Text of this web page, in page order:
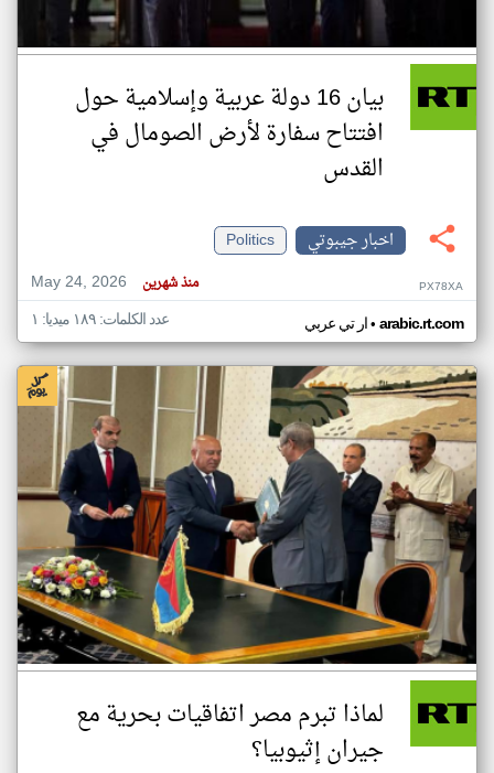
بيان 16 دولة عربية وإسلامية حول
افتتاح سفارة لأرض الصومال في
القدس
اخبار جيبوتي
Politics
May 24, 2026
منذ شهرين PX78XA
ار تي عربي• arabic.rt.com عدد الكلمات: ١٨٩ ميديا: ١
لماذا تبرم مصر اتفاقيات بحرية مع
جيران إثيوبيا؟